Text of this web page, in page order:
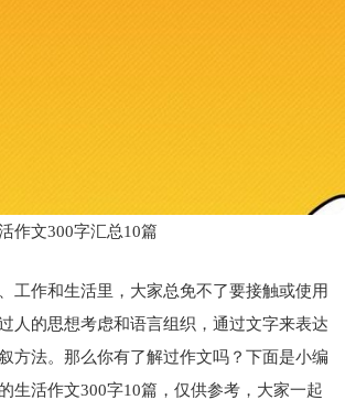
作文300字汇总10篇
工作和生活里，大家总免不了要接触或使用
人的思想考虑和语言组织，通过文字来表达
方法。那么你有了解过作文吗？下面是小编
生活作文300字10篇，仅供参考，大家一起